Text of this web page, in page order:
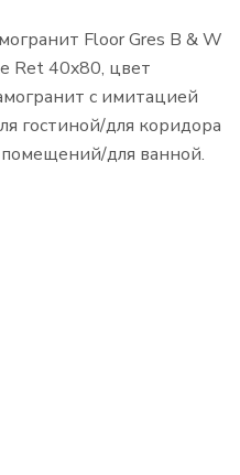
Floor Gres B & W
Ret 40x80, цвет
с имитацией
гостиной/для коридора
для ванной.